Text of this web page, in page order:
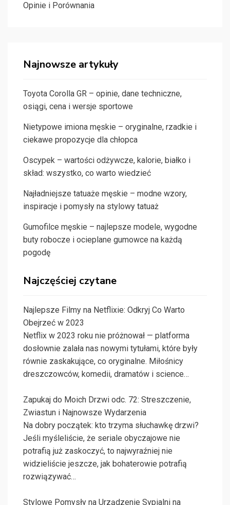
Opinie i Porównania
Najnowsze artykuły
Toyota Corolla GR – opinie, dane techniczne,
osiągi, cena i wersje sportowe
Nietypowe imiona męskie – oryginalne, rzadkie i
ciekawe propozycje dla chłopca
Oscypek – wartości odżywcze, kalorie, białko i
skład: wszystko, co warto wiedzieć
Najładniejsze tatuaże męskie – modne wzory,
inspiracje i pomysły na stylowy tatuaż
Gumofilce męskie – najlepsze modele, wygodne
buty robocze i ocieplane gumowce na każdą
pogodę
Najczęściej czytane
Najlepsze Filmy na Netflixie: Odkryj Co Warto
Obejrzeć w 2023
Netflix w 2023 roku nie próżnował — platforma
dosłownie zalała nas nowymi tytułami, które były
równie zaskakujące, co oryginalne. Miłośnicy
dreszczowców, komedii, dramatów i science…
Zapukaj do Moich Drzwi odc. 72: Streszczenie,
Zwiastun i Najnowsze Wydarzenia
Na dobry początek: kto trzyma słuchawkę drzwi?
Jeśli myśleliście, że seriale obyczajowe nie
potrafią już zaskoczyć, to najwyraźniej nie
widzieliście jeszcze, jak bohaterowie potrafią
rozwiązywać…
Stylowe Pomysły na Urządzenie Sypialni na